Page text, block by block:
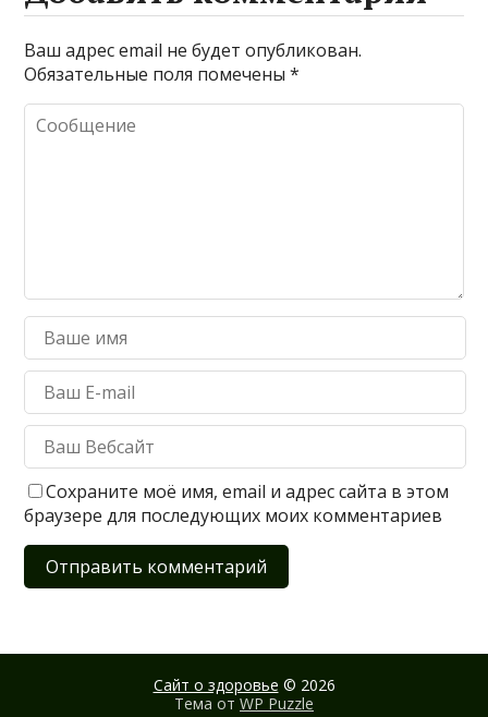
Ваш адрес email не будет опубликован.
Обязательные поля помечены*
Сохраните моё имя, email и адрес сайта в этом
браузере для последующих моих комментариев
Сайт о здоровье © 2026
Тема от WP Puzzle